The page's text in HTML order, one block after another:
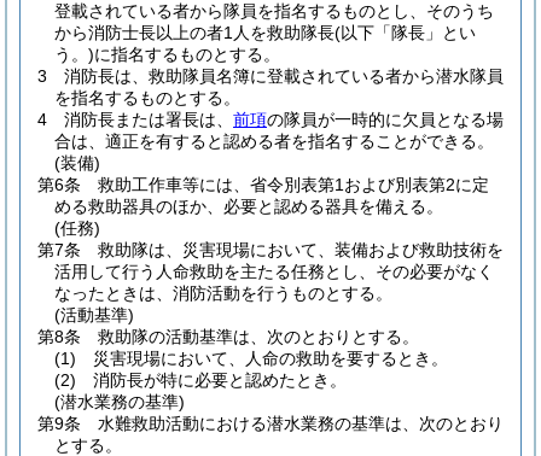
登載されている者から隊員を指名するものとし、そのうち
から消防士長以上の者1人を救助隊長(以下「隊長」とい
う。)に指名するものとする。
3
消防長は、救助隊員名簿に登載されている者から潜水隊員
を指名するものとする。
4
消防長または署長は、 前項の隊員が一時的に欠員となる場
合は、適正を有すると認める者を指名することができる。
(装備)
第6条
救助工作車等には、省令別表第1および別表第2に定
める救助器具のほか、必要と認める器具を備える。
(任務)
第7条
救助隊は、災害現場において、装備および救助技術を
活用して行う人命救助を主たる任務とし、その必要がなく
なったときは、消防活動を行うものとする。
(活動基準)
第8条
救助隊の活動基準は、次のとおりとする。
(1)
災害現場において、人命の救助を要するとき。
(2)
消防長が特に必要と認めたとき。
(潜水業務の基準)
第9条
水難救助活動における潜水業務の基準は、次のとおり
とする。